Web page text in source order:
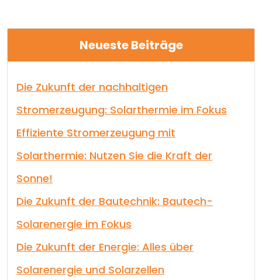
Neueste Beiträge
Die Zukunft der nachhaltigen
Stromerzeugung: Solarthermie im Fokus
Effiziente Stromerzeugung mit
Solarthermie: Nutzen Sie die Kraft der
Sonne!
Die Zukunft der Bautechnik: Bautech-
Solarenergie im Fokus
Die Zukunft der Energie: Alles über
Solarenergie und Solarzellen